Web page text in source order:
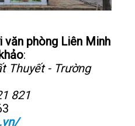
văn phòng Liên Minh
:
Thuyết - Trường
821